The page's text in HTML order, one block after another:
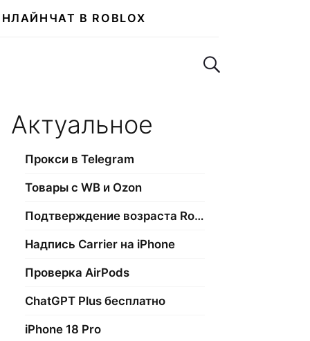
ЧАТ В ROBLOX
Поиск по сайту
Актуальное
Прокси в Telegram
Товары с WB и Ozon
Подтверждение возраста Roblox
Надпись Carrier на iPhone
Проверка AirPods
ChatGPT Plus бесплатно
iPhone 18 Pro